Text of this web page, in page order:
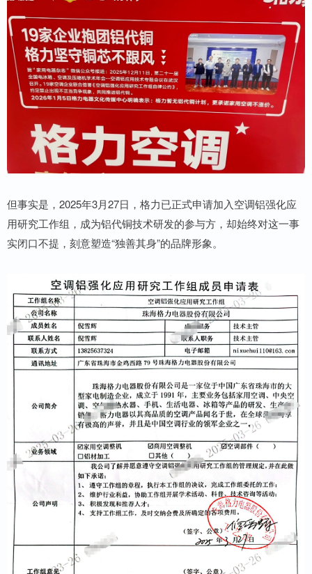
但事实是，2025年3月27日，格力已正式申请加入空调铝强化应
用研究工作组，成为铝代铜技术研发的参与方，却始终对这一事
实闭口不提，刻意塑造“独善其身”的品牌形象。